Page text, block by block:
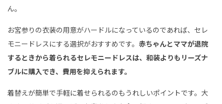
ん。
お宮参りの衣装の用意がハードルになっているのであれば、セレ
モニードレスにする選択がおすすめです。 赤ちゃんとママが退院
するときから着られるセレモニードレスは、和装よりもリーズナ
ブルに購入でき、費用を抑えられます。
着替えが簡単で手軽に着せられるのもうれしいポイントです。大